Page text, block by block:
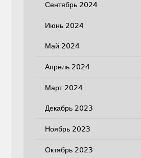
Сентябрь 2024
Июнь 2024
Май 2024
Апрель 2024
Март 2024
Декабрь 2023
Ноябрь 2023
Октябрь 2023